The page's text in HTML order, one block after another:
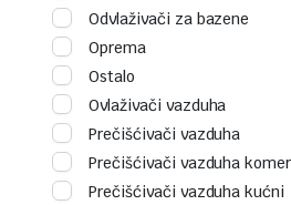
Odvlaživači za bazene
Oprema
Ostalo
Ovlaživači vazduha
Prečišćivači vazduha
Prečišćivači vazduha
Prečišćivači vazduha kućni